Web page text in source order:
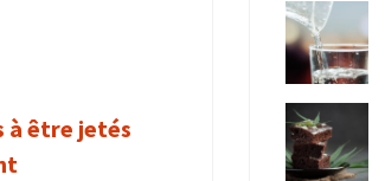
à être jetés